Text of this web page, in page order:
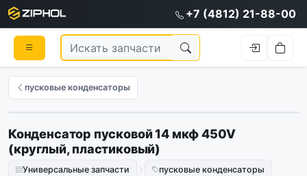
+7 (4812) 21-88-00
пусковые конденсаторы
Конденсатор пусковой 14 мкф 450V
(круглый, пластиковый)
Универсальные запчасти пусковые конденсаторы